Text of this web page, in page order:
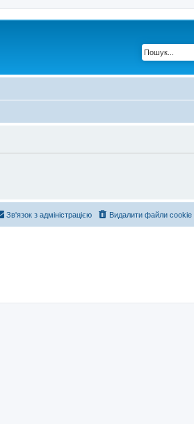
Видалити файли cookie
Зв'язок з адміністрацією